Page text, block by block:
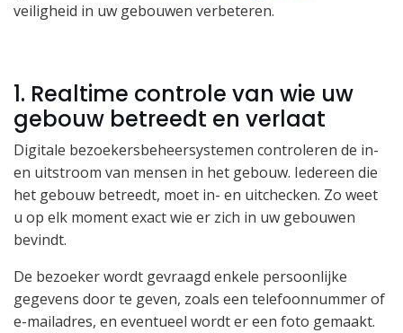
veiligheid in uw gebouwen verbeteren.
1. Realtime controle van wie uw
gebouw betreedt en verlaat
Digitale bezoekersbeheersystemen controleren de in-
en uitstroom van mensen in het gebouw. Iedereen die
het gebouw betreedt, moet in- en uitchecken. Zo weet
u op elk moment exact wie er zich in uw gebouwen
bevindt.
De bezoeker wordt gevraagd enkele persoonlijke
gegevens door te geven, zoals een telefoonnummer of
e-mailadres, en eventueel wordt er een foto gemaakt.